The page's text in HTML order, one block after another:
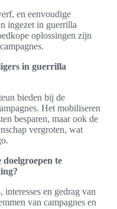
en eenvoudige
ingezet in guerrilla
oplossingen zijn
in guerrilla
bieden bij de
Het mobiliseren
besparen, maar ook de
vergroten, wat
te
en gedrag van
van campagnes en